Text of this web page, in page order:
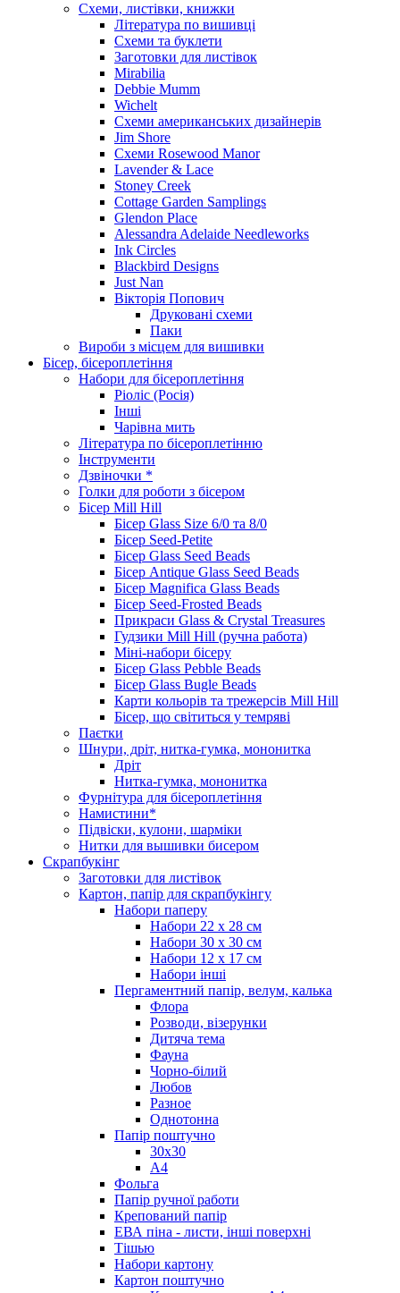
Схеми, листівки, книжки
Література по вишивці
Схеми та буклети
Заготовки для листівок
Mirabilia
Debbie Mumm
Wichelt
Схеми американських дизайнерів
Jim Shore
Cхеми Rosewood Manor
Lavender & Lace
Stoney Creek
Cottage Garden Samplings
Glendon Place
Alessandra Adelaide Needleworks
Ink Circles
Blackbird Designs
Just Nan
Вікторія Попович
Друковані схеми
Паки
Вироби з місцем для вишивки
Бісер, бісероплетіння
Набори для бісероплетіння
Ріоліс (Росія)
Інші
Чарівна мить
Література по бісероплетінню
Інструменти
Дзвіночки *
Голки для роботи з бісером
Бісер Mill Hill
Бісер Glass Size 6/0 та 8/0
Бісер Seed-Petite
Бісер Glass Seed Beads
Бісер Antique Glass Seed Beads
Бісер Magnifica Glass Beads
Бісер Seed-Frosted Beads
Прикраси Glass & Crystal Treasures
Гудзики Mill Hill (ручна работа)
Міні-набори бісеру
Бісер Glass Pebble Beads
Бісер Glass Bugle Beads
Карти кольорів та трежерсів Mill Hill
Бісер, що світиться у темряві
Паєтки
Шнури, дріт, нитка-гумка, мононитка
Дріт
Нитка-гумка, мононитка
Фурнітура для бісероплетіння
Намистини*
Підвіски, кулони, шарміки
Нитки для вышивки бисером
Скрапбукінг
Заготовки для листівок
Картон, папір для скрапбукінгу
Набори паперу
Набори 22 х 28 см
Набори 30 х 30 см
Набори 12 х 17 см
Набори інші
Пергаментний папір, велум, калька
Флора
Розводи, візерунки
Дитяча тема
Фауна
Чорно-білий
Любов
Разное
Однотонна
Папір поштучно
30х30
А4
Фольга
Папір ручної работи
Крепований папір
ЕВА піна - листи, інші поверхні
Тішью
Набори картону
Картон поштучно